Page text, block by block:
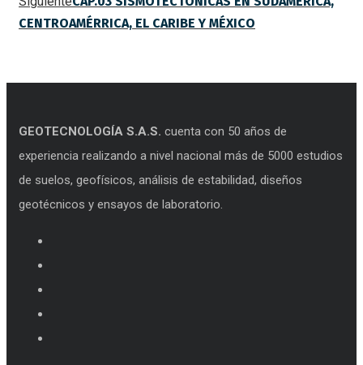
CENTROAMÉRRICA, EL CARIBE Y MÉXICO
GEOTECNOLOGÍA S.A.S. cuenta con 50 años de
experiencia realizando a nivel nacional más de 5000 estudios
de suelos, geofísicos, análisis de estabilidad, diseños
geotécnicos y ensayos de laboratorio.